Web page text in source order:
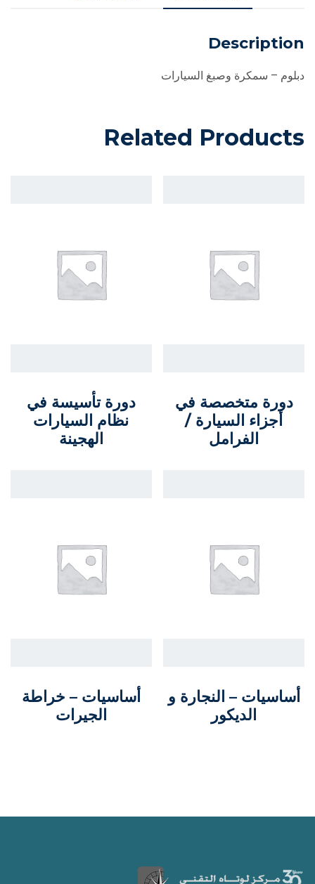
Description
دبلوم – سمكرة وصبغ السيارات
Related Products
دورة متخصصة في
أجزاء السيارة /
الفرامل
دورة تأسيسة في
نظام السيارات
الهجينة
أساسيات – النجارة و
الديكور
أساسيات – خراطة
الجيرات